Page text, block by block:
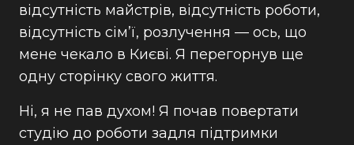
відсутність майстрів, відсутність роботи,
відсутність сім’ї, розлучення — ось, що
мене чекало в Києві. Я перегорнув ще
одну сторінку свого життя.
Ні, я не пав духом! Я почав повертати
студію до роботи задля підтримки